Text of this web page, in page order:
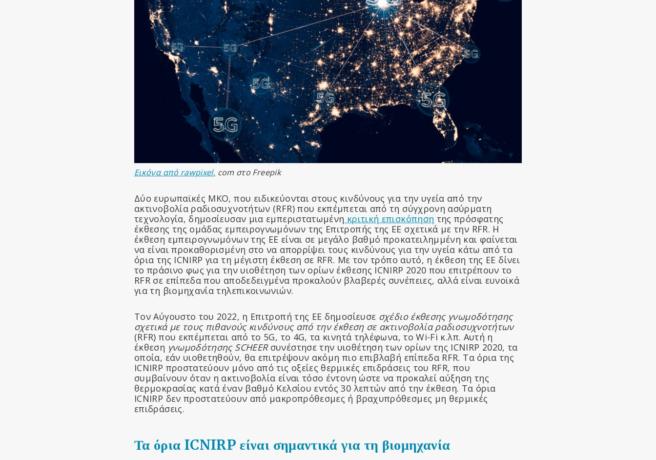
Εικόνα από rawpixel. com στο Freepik
Δύο ευρωπαϊκές ΜΚΟ, που ειδικεύονται στους κινδύνους για την υγεία από την
ακτινοβολία ραδιοσυχνοτήτων (RFR) που εκπέμπεται από τη σύγχρονη ασύρματη
τεχνολογία, δημοσίευσαν μια εμπεριστατωμένη κριτική επισκόπηση της πρόσφατης
έκθεσης της ομάδας εμπειρογνωμόνων της Επιτροπής της ΕΕ σχετικά με την RFR. Η
έκθεση εμπειρογνωμόνων της ΕΕ είναι σε μεγάλο βαθμό προκατειλημμένη και φαίνεται
να είναι προκαθορισμένη στο να απορρίψει τους κινδύνους για την υγεία κάτω από τα
όρια της ICNIRP για τη μέγιστη έκθεση σε RFR. Με τον τρόπο αυτό, η έκθεση της ΕΕ δίνει
το πράσινο φως για την υιοθέτηση των ορίων έκθεσης ICNIRP 2020 που επιτρέπουν το
RFR σε επίπεδα που αποδεδειγμένα προκαλούν βλαβερές συνέπειες, αλλά είναι ευνοϊκά
για τη βιομηχανία τηλεπικοινωνιών.
Τον Αύγουστο του 2022, η Επιτροπή της ΕΕ δημοσίευσε σχέδιο έκθεσης γνωμοδότησης
σχετικά με τους πιθανούς κινδύνους από την έκθεση σε ακτινοβολία ραδιοσυχνοτήτων
(RFR) που εκπέμπεται από το 5G, το 4G, τα κινητά τηλέφωνα, το Wi-Fi κ.λπ. Αυτή η
έκθεση γνωμοδότησης SCHEERσυνέστησε την υιοθέτηση των ορίων της ICNIRP 2020, τα
οποία, εάν υιοθετηθούν, θα επιτρέψουν ακόμη πιο επιβλαβή επίπεδα RFR. Τα όρια της
ICNIRP προστατεύουν μόνο από τις οξείες θερμικές επιδράσεις του RFR, που
συμβαίνουν όταν η ακτινοβολία είναι τόσο έντονη ώστε να προκαλεί αύξηση της
θερμοκρασίας κατά έναν βαθμό Κελσίου εντός 30 λεπτών από την έκθεση. Τα όρια
ICNIRP δεν προστατεύουν από μακροπρόθεσμες ή βραχυπρόθεσμες μη θερμικές
επιδράσεις.
Τα όρια ICNIRP είναι σημαντικά για τη βιομηχανία